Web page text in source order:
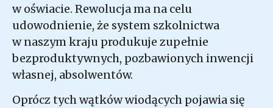
w oświacie. Rewolucja ma na celu
udowodnienie, że system szkolnictwa
w naszym kraju produkuje zupełnie
bezproduktywnych, pozbawionych inwencji
własnej, absolwentów.
Oprócz tych wątków wiodących pojawia się